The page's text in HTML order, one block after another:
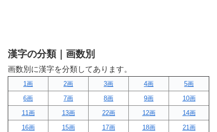
漢字の分類｜画数別
画数別に漢字を分類してあります。
1画 2画 3画 4画
5画
6画
7画 8画 9画
10画
11画
13画 22画 12画
14画
16画
15画 17画 18画
21画